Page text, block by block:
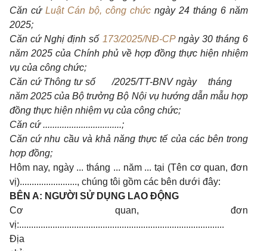
Căn cứ Luật Cán bộ, công chức ngày 24 tháng 6 năm
2025;
Căn cứ Nghị định số 173/2025/NĐ-CPngày 30 tháng 6
năm 2025 của Chính phủ về hợp đồng thực hiện nhiệm
vụ của công chức;
Căn cứ Thông tư số /2025/TT-BNV ngày tháng
năm 2025 của Bộ trưởng Bộ Nội vụ hướng dẫn mẫu hợp
đồng thực hiện nhiệm vụ của công chức;
Căn cứ .................................;
Căn cứ nhu cầu và khả năng thực tế của các bên trong
hợp đồng;
Hôm nay, ngày ... tháng ... năm ... tại (Tên cơ quan, đơn
vị)........................, chúng tôi gồm các bên dưới đây:
BÊN A: NGƯỜI SỬ DỤNG LAO ĐỘNG
Cơ quan, đơn
vị:......................................................................................
Địa